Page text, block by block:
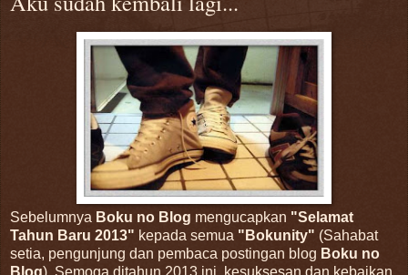
Sebelumnya Boku no Blog mengucapkan "Selamat
Tahun Baru 2013" kepada semua "Bokunity" (Sahabat
setia, pengunjung dan pembaca postingan blog Boku no
Blog). Semoga ditahun 2013 ini, kesuksesan dan kebaikan